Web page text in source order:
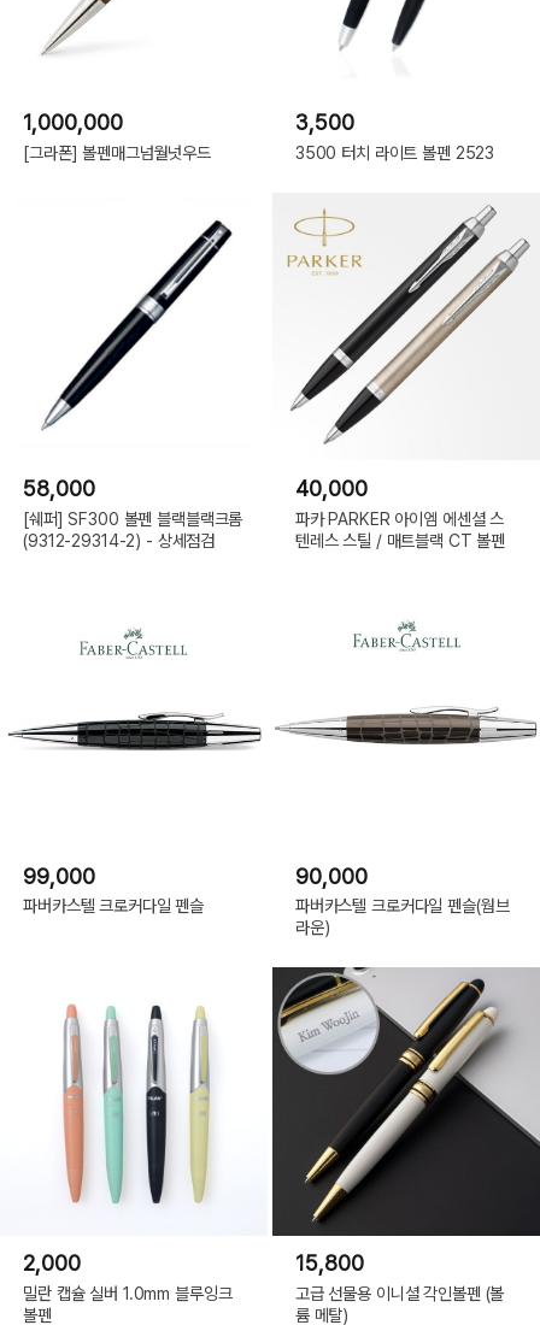
1,000,000
[그라폰] 볼펜매그넘월넛우드
3,500
3500 터치 라이트 볼펜 2523
58,000
[쉐퍼] SF300 볼펜 블랙블랙크롬
(9312-29314-2) - 상세점검
40,000
파카 PARKER 아이엠 에센셜 스
텐레스 스틸 / 매트블랙 CT 볼펜
99,000
파버카스텔 크로커다일 펜슬
90,000
파버카스텔 크로커다일 펜슬(웜브
라운)
2,000
밀란 캡슐 실버 1.0mm 블루잉크
볼펜
15,800
고급 선물용 이니셜 각인볼펜 (볼
륨 메탈)